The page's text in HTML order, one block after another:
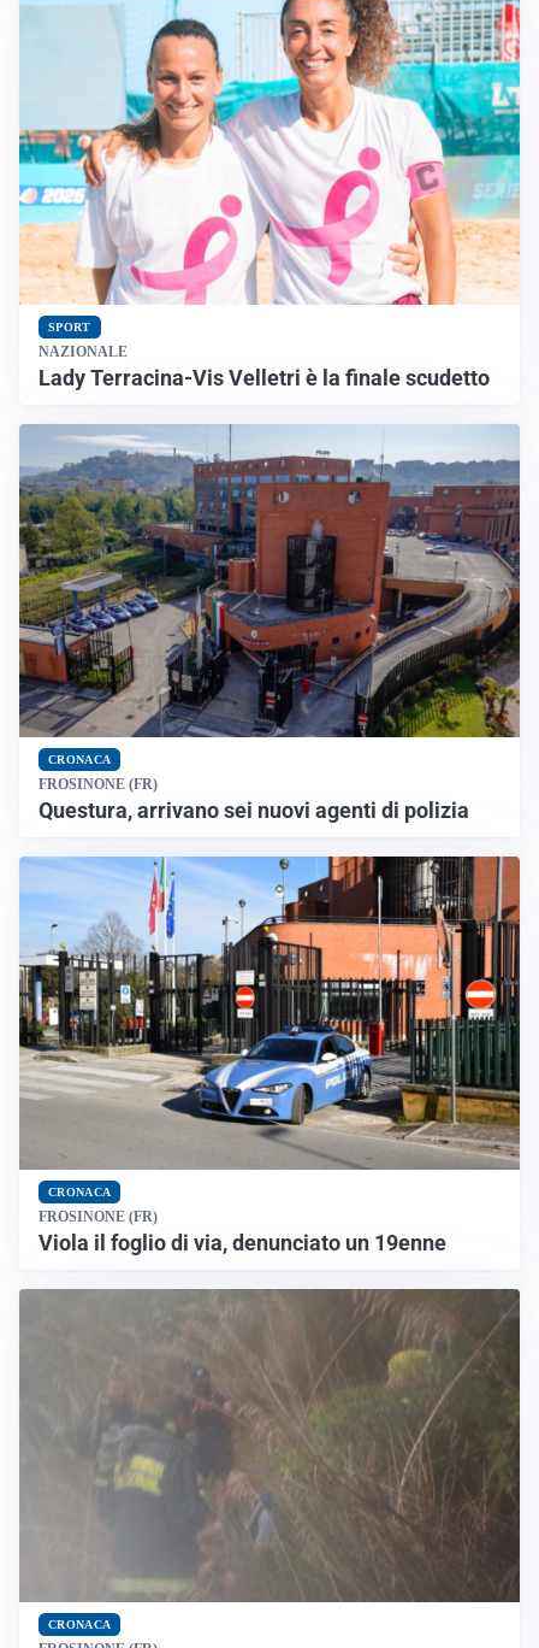
SPORT
NAZIONALE
Lady Terracina-Vis Velletri è la finale scudetto
CRONACA
FROSINONE (FR)
Questura, arrivano sei nuovi agenti di polizia
CRONACA
FROSINONE (FR)
Viola il foglio di via, denunciato un 19enne
CRONACA